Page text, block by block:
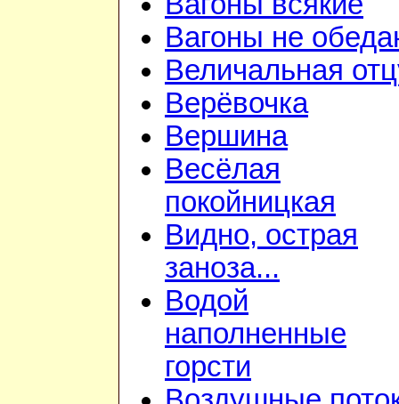
Вагоны не
Величальная
Верёвочка
Вершина
Весёлая
покойницкая
Видно, острая
заноза...
Водой
наполненные
горсти